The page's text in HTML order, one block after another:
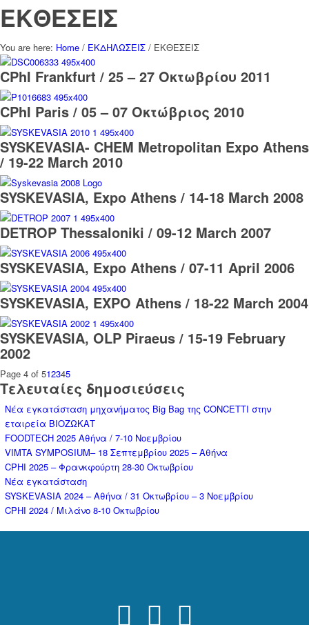
ΕΚΘΕΣΕΙΣ
You are here: Home / ΕΚΔΗΛΩΣΕΙΣ / ΕΚΘΕΣΕΙΣ
CPhI Frankfurt / 25 – 27 Οκτωβρίου 2011
CPhI Paris / 05 – 07 Οκτώβριος 2010
SYSKEVASIA- CHEM Metropolitan Expo Athens
/ 19-22 March 2010
SYSKEVASIA, Expo Athens / 14-18 March 2008
DETROP Thessaloniki / 09-12 March 2007
SYSKEVASIA, Expo Athens / 07-11 April 2006
SYSKEVASIA, EXPO Athens / 18-22 March 2004
SYSKEVASIA, OLP Piraeus / 15-19 February
2002
Page 4 of 512345
Τελευταίες δημοσιεύσεις
Νέα εγκατάσταση μηχανήματος Big Bag της CONCETTI στην
εταιρεία ΒΙΟΖΩΚΑΤ
FOODTECH 2025 Αθήνα / 7-10 Νοεμβρίου
VIMTA SYMPOSIUM– 18 Σεπτεμβρίου 2025 – Aθήνα
CPHI 2025 – Φρανκφούρτη 28-30 Οκτωβρίου
Νέα εγκατάσταση
SYSKEVASIA 2024 – Αθήνα / 31 Οκτωβρίου – 3 Νοεμβρίου
CPHI 2024 / Μιλάνο 8-10 Οκτωβρίου